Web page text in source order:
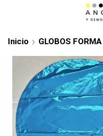
Inicio GLOBOS